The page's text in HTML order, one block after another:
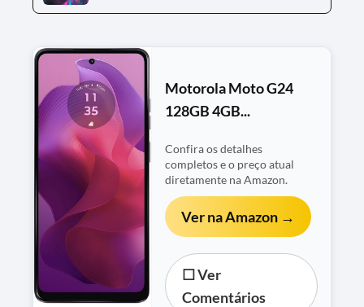
Motorola Moto G24
128GB 4GB...
Confira os detalhes
completos e o preço atual
diretamente na Amazon.
Ver na Amazon →
☐ Ver
Comentários